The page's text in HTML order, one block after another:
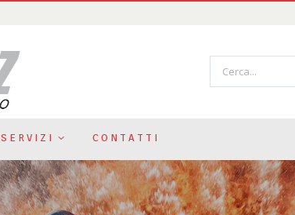
SERVIZI CONTATTI